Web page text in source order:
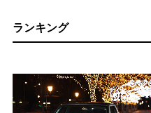
ランキング